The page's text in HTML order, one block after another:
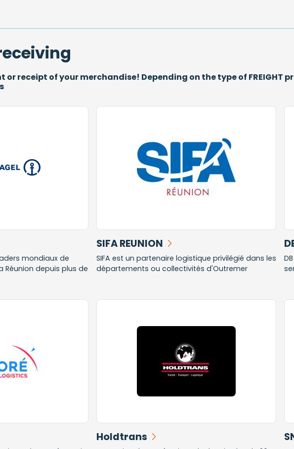
or receipt of your merchandise! Depending on the type of FREIGHT
mondiaux de
Réunion depuis plus de
SIFA REUNION
SIFA est un partenaire logistique privilégié dans les
départements ou collectivités d'Outremer
Holdtrans